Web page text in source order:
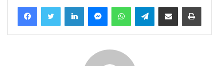
FacebookTwitter LinkedInMessengerWhatsAppTelegramCompartir por correo electrónico